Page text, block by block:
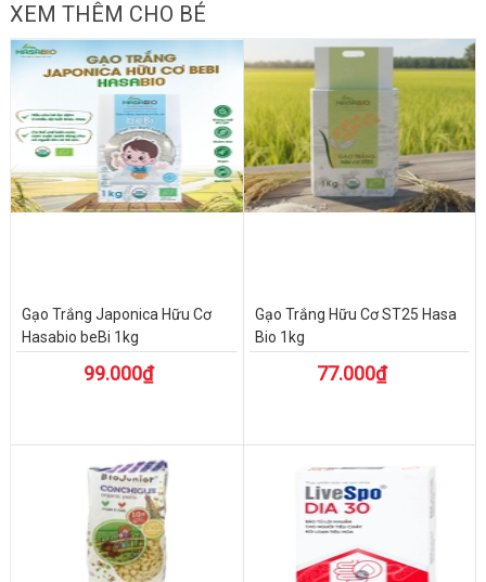
XEM THÊM CHO BÉ
Gạo Trắng Japonica Hữu Cơ
Hasabio beBi 1kg
99.000₫
Gạo Trắng Hữu Cơ ST25 Hasa
Bio 1kg
77.000₫